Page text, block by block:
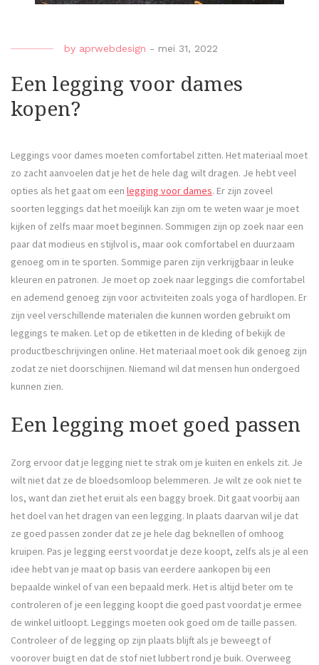
by aprwebdesign - mei 31, 2022
Een legging voor dames
kopen?
Leggings voor dames moeten comfortabel zitten. Het materiaal moet
zo zacht aanvoelen dat je het de hele dag wilt dragen. Je hebt veel
opties als het gaat om een legging voor dames. Er zijn zoveel
soorten leggings dat het moeilijk kan zijn om te weten waar je moet
kijken of zelfs maar moet beginnen. Sommigen zijn op zoek naar een
paar dat modieus en stijlvol is, maar ook comfortabel en duurzaam
genoeg om in te sporten. Sommige paren zijn verkrijgbaar in leuke
kleuren en patronen. Je moet op zoek naar leggings die comfortabel
en ademend genoeg zijn voor activiteiten zoals yoga of hardlopen. Er
zijn veel verschillende materialen die kunnen worden gebruikt om
leggings te maken. Let op de etiketten in de kleding of bekijk de
productbeschrijvingen online. Het materiaal moet ook dik genoeg zijn
zodat ze niet doorschijnen. Niemand wil dat mensen hun ondergoed
kunnen zien.
Een legging moet goed passen
Zorg ervoor dat je legging niet te strak om je kuiten en enkels zit. Je
wilt niet dat ze de bloedsomloop belemmeren. Je wilt ze ook niet te
los, want dan ziet het eruit als een baggy broek. Dit gaat voorbij aan
het doel van het dragen van een legging. In plaats daarvan wil je dat
ze goed passen zonder dat ze je hele dag beknellen of omhoog
kruipen. Pas je legging eerst voordat je deze koopt, zelfs als je al een
idee hebt van je maat op basis van eerdere aankopen bij een
bepaalde winkel of van een bepaald merk. Het is altijd beter om te
controleren of je een legging koopt die goed past voordat je ermee
de winkel uitloopt. Leggings moeten ook goed om de taille passen.
Controleer of de legging op zijn plaats blijft als je beweegt of
voorover buigt en dat de stof niet lubbert rond je buik. Overweeg